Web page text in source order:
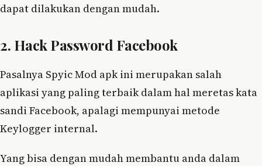
dapat dilakukan dengan mudah.
2. Hack Password Facebook
Pasalnya Spyic Mod apk ini merupakan salah
aplikasi yang paling terbaik dalam hal meretas kata
sandi Facebook, apalagi mempunyai metode
Keylogger internal.
Yang bisa dengan mudah membantu anda dalam